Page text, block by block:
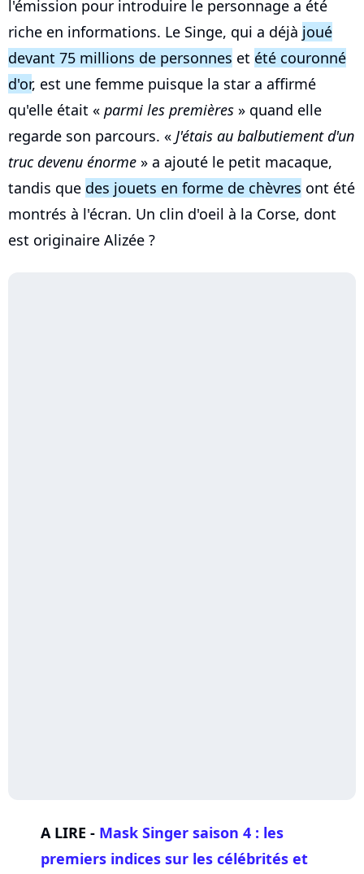
l'émission pour introduire le personnage a été
riche en informations. Le Singe, qui a déjà joué
devant 75 millions de personnes et été couronné
d'or, est une femme puisque la star a affirmé
qu'elle était « parmi les premières » quand elle
regarde son parcours. « J'étais au balbutiement d'un
truc devenu énorme » a ajouté le petit macaque,
tandis que des jouets en forme de chèvres ont été
montrés à l'écran. Un clin d'oeil à la Corse, dont
est originaire Alizée ?
A LIRE - Mask Singer saison 4 : les
premiers indices sur les célébrités et